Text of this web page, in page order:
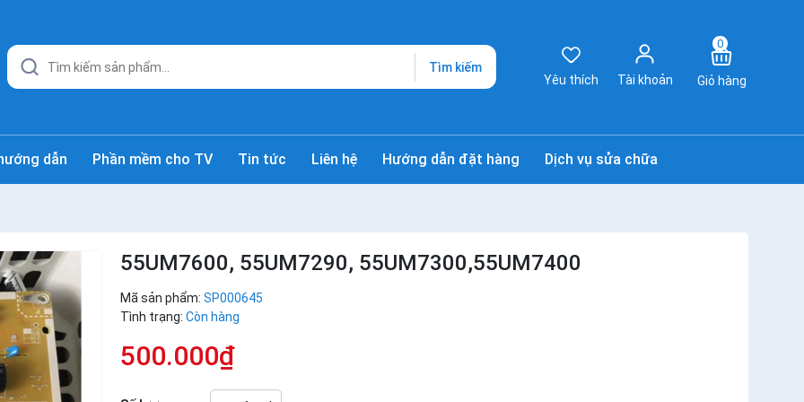
Tìm kiếm
Yêu thích
Tài khoản
0
Giỏ hàng
dẫn Phần mềm cho TV Tin tức Liên hệ Hướng dẫn đặt hàng Dịch vụ sửa chữa
55UM7600, 55UM7290, 55UM7300,55UM7400
Mã sản phẩm: SP000645
Tình trạng: Còn hàng
500.000₫